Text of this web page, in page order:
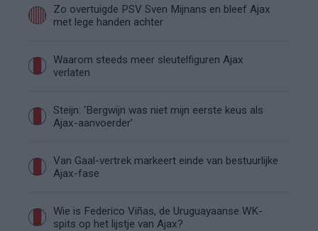
Zo overtuigde PSV Sven Mijnans en bleef Ajax
met lege handen achter
Waarom steeds meer sleutelfiguren Ajax
verlaten
Steijn: ‘Bergwijn was niet mijn eerste keus als
Ajax-aanvoerder’
Van Gaal-vertrek markeert einde van bestuurlijke
Ajax-fase
Wie is Federico Viñas, de Uruguayaanse WK-
spits op het lijstje van Ajax?